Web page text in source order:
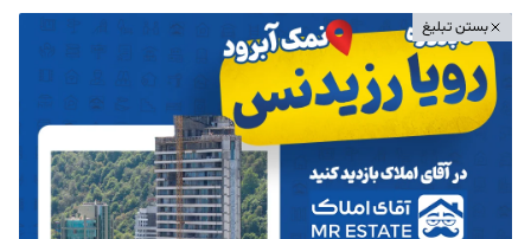
بستن تبلیغ